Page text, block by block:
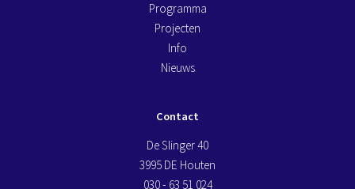
Programma
Projecten
Info
Nieuws
Contact
De Slinger 40
3995 DE Houten
030 - 63 51 024